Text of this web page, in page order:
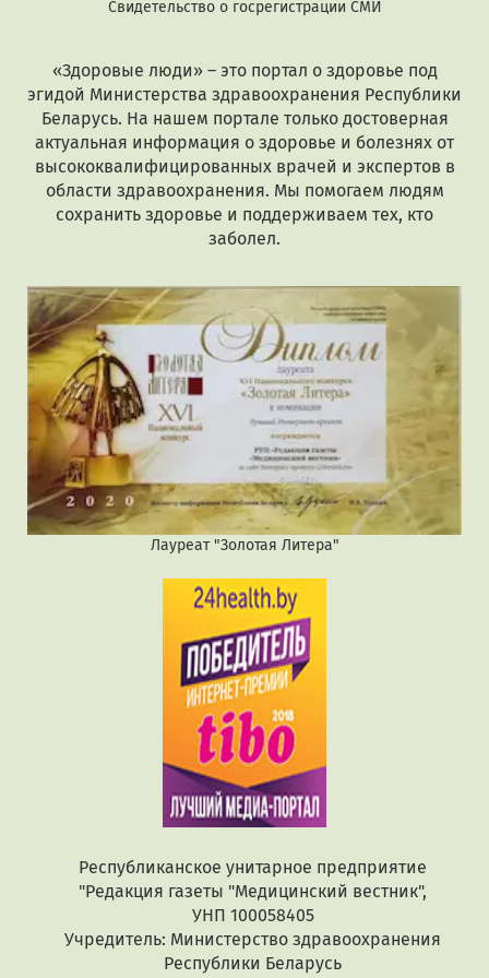
Свидетельство о госрегистрации СМИ
«Здоровые люди» – это портал о здоровье под
эгидой Министерства здравоохранения Республики
Беларусь. На нашем портале только достоверная
актуальная информация о здоровье и болезнях от
высококвалифицированных врачей и экспертов в
области здравоохранения. Мы помогаем людям
сохранить здоровье и поддерживаем тех, кто
заболел.
Лауреат "Золотая Литера"
Республиканское унитарное предприятие
"Редакция газеты "Медицинский вестник",
УНП 100058405
Учредитель: Министерство здравоохранения
Республики Беларусь